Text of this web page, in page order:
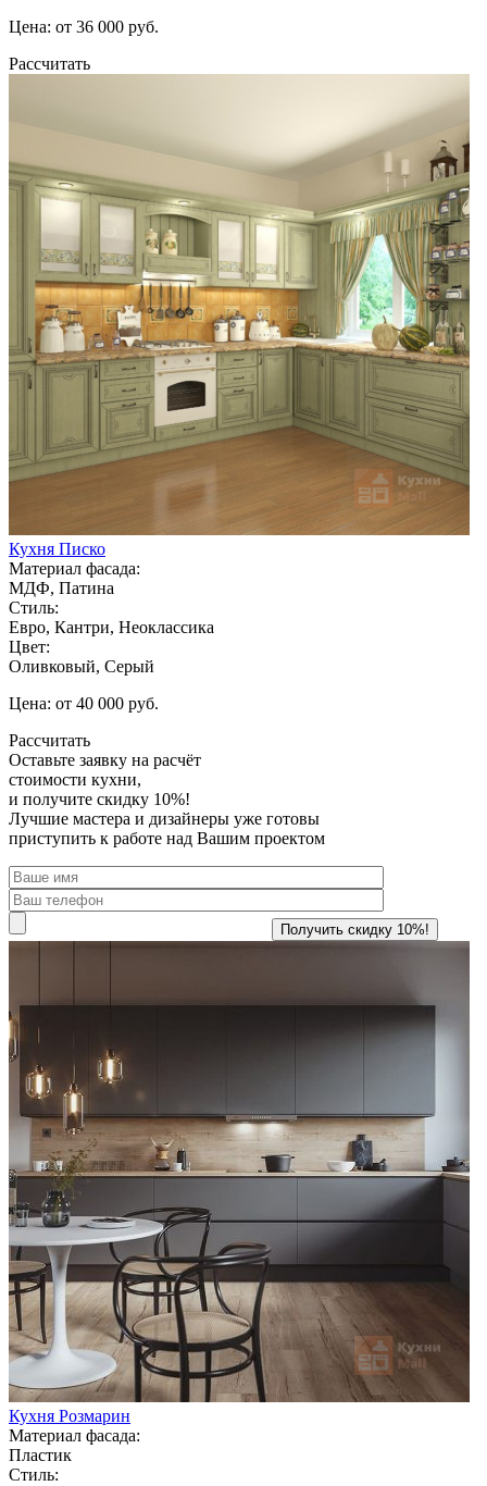
Цена: от 36 000 руб.
Рассчитать
Кухня Писко
Материал фасада:
МДФ, Патина
Стиль:
Евро, Кантри, Неоклассика
Цвет:
Оливковый, Серый
Цена: от 40 000 руб.
Рассчитать
Оставьте заявку на расчёт
стоимости кухни,
и получите скидку 10%!
Лучшие мастера и дизайнеры уже готовы
приступить к работе над Вашим проектом
Кухня Розмарин
Материал фасада:
Пластик
Стиль: